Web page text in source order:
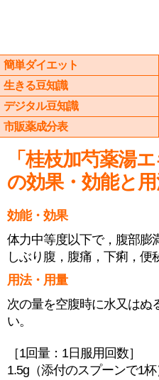
簡単ダイエット
生きる豆知識
デジタル豆知識
市販薬成分表
「桂枝加芍薬湯
の効果・効能と
効能・効果
体力中等度以下で，腹部膨
しぶり腹，腹痛，下痢，便
用法・用量
次の量を空腹時に水又はぬ
い。
［1回量：1日服用回数］
1.5g（添付のスプーンで1杯